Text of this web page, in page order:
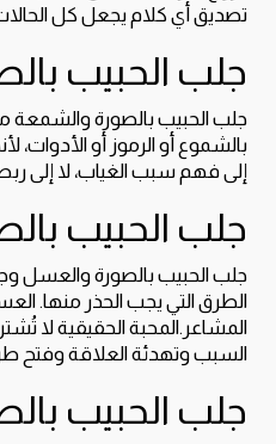
تصديق أي كلام يجعل كل
جلب الحبيب
جلب الحبيب بالصورة والشمعة
بالشموع أو الرموز أو الأدوات،
إلى فهم سبب الغياب، لا إلى
جلب الحبيب
جلب الحبيب بالصورة والعسل
الطرق التي يجب الحذر منها.
المشاعر.المحبة الحقيقية لا
السبب وتهدئة العلاقة وفتح
جلب الحبيب